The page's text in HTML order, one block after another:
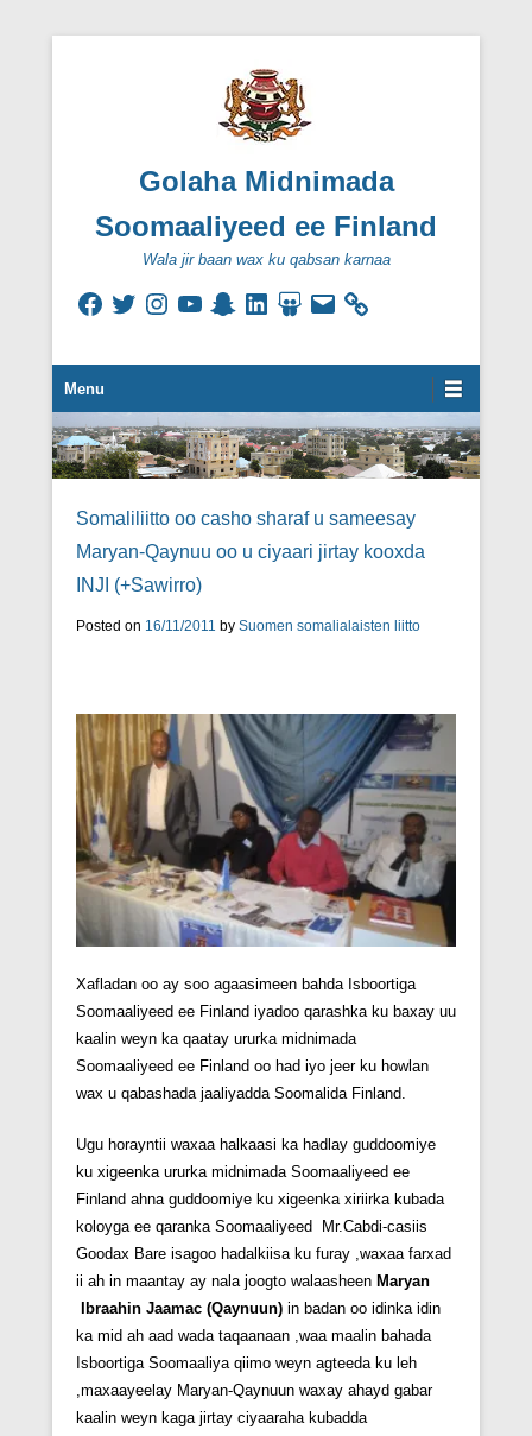
Golaha Midnimada
Soomaaliyeed ee Finland
Wala jir baan wax ku qabsan karnaa
FacebookTwitterInstagramYouTubeSnapchatLinkedInSlideShare
Email
Secondary Menu
Menu
Somaliliitto oo casho sharaf u sameesay
Maryan-Qaynuu oo u ciyaari jirtay kooxda
INJI (+Sawirro)
Posted on 16/11/2011 by Suomen somalialaisten liitto
Xafladan oo ay soo agaasimeen bahda Isboortiga
Soomaaliyeed ee Finland iyadoo qarashka ku baxay uu
kaalin weyn ka qaatay ururka midnimada
Soomaaliyeed ee Finland oo had iyo jeer ku howlan
wax u qabashada jaaliyadda Soomalida Finland.
Ugu horayntii waxaa halkaasi ka hadlay guddoomiye
ku xigeenka ururka midnimada Soomaaliyeed ee
Finland ahna guddoomiye ku xigeenka xiriirka kubada
koloyga ee qaranka Soomaaliyeed Mr.Cabdi-casiis
Goodax Bare isagoo hadalkiisa ku furay ,waxaa farxad
ii ah in maantay ay nala joogto walaasheen Maryan
Ibraahin Jaamac (Qaynuun) in badan oo idinka idin
ka mid ah aad wada taqaanaan ,waa maalin bahada
Isboortiga Soomaaliya qiimo weyn agteeda ku leh
,maxaayeelay Maryan-Qaynuun waxay ahayd gabar
kaalin weyn kaga jirtay ciyaaraha kubadda